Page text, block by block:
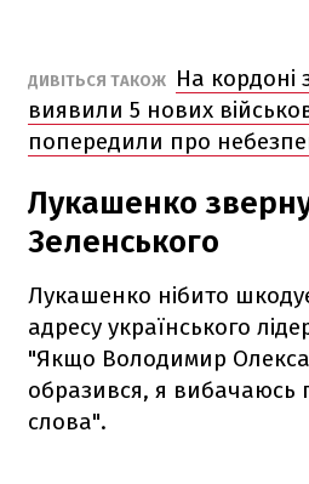
ДИВІТЬСЯ ТАКОЖ
На кордоні
виявили 5 нових
попередили про
Лукашенко
Зеленського
Лукашенко нібито
адресу українського
"Якщо Володимир
образився, я вибачаюсь
слова".